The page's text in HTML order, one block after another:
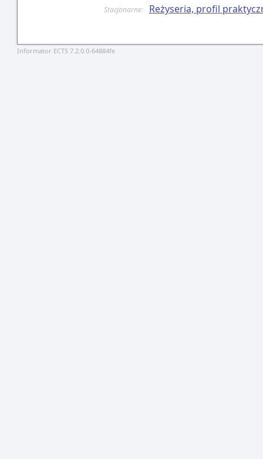
Stacjonarne: Reżyseria, profil
Informator ECTS 7.2.0.0-64884fe